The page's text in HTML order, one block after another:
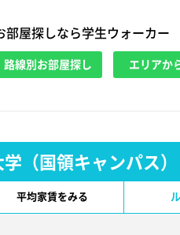
屋探しなら学生ウォーカー
路線別お部屋探し エリアか
（国領キャンパス）
平均家賃をみる